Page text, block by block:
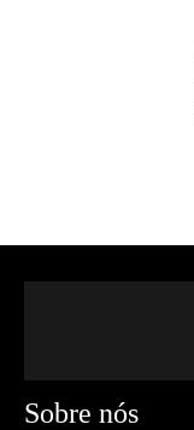
Sobre nós